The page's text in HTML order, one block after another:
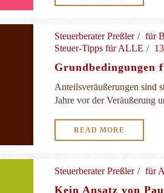
Steuerberater Preßler für
Steuer-Tipps für ALLE
Grundbedingungen
Anteilsveräußerungen sind
Jahre vor der Veräußerung
READ MORE
Steuerberater Preßler für
Kein Ansatz von